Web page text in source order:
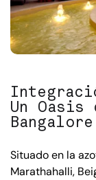
Un
Bangalore
Situado en la
Marathahalli,